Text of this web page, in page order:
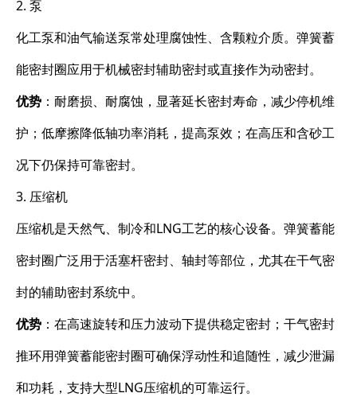
2. 泵
化工泵和油气输送泵常处理腐蚀性、含颗粒介质。弹簧蓄
能密封圈应用于机械密封辅助密封或直接作为动密封。
优势 ：耐磨损、耐腐蚀，显著延长密封寿命，减少停机维
护；低摩擦降低轴功率消耗，提高泵效；在高压和含砂工
况下仍保持可靠密封。
3. 压缩机
压缩机是天然气、制冷和LNG工艺的核心设备。弹簧蓄能
密封圈广泛用于活塞杆密封、轴封等部位，尤其在干气密
封的辅助密封系统中。
优势 ：在高速旋转和压力波动下提供稳定密封；干气密封
推环用弹簧蓄能密封圈可确保浮动性和追随性，减少泄漏
和功耗，支持大型LNG压缩机的可靠运行。